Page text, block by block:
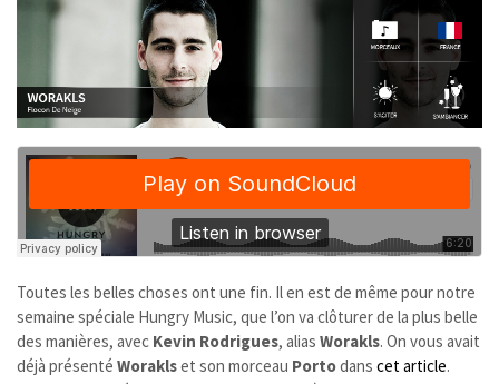
Toutes les belles choses ont une fin. Il en est de même pour notre
semaine spéciale Hungry Music, que l’on va clôturer de la plus belle
des manières, avec Kevin Rodrigues, alias Worakls. On vous avait
déjà présenté Woraklset son morceau Portodans cet article.